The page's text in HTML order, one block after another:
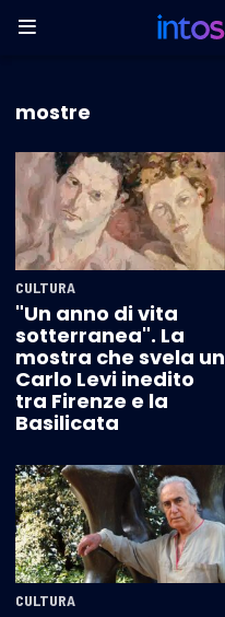
mostre
CULTURA
"Un anno di vita
sotterranea". La
mostra che svela un
Carlo Levi inedito
tra Firenze e la
Basilicata
CULTURA